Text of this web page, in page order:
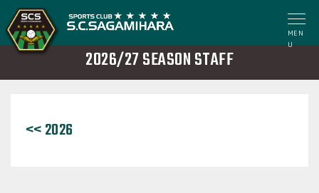
MEN
U
2026/27 SEASON STAFF
<< 2026